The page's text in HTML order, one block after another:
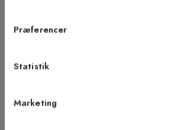
Præferencer
Statistik
Marketing
modtage nyhedsbreve fra Kilands